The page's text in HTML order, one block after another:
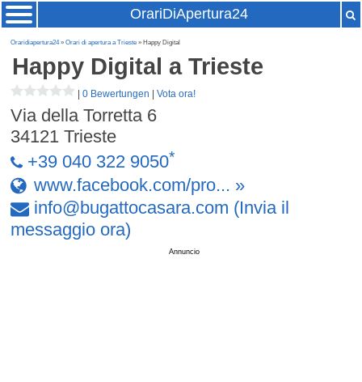
OrariDiApertura24
Oraridiapertura24»Orari di apertura a Trieste » Happy Digital
Happy Digital a Trieste
|0 Bewertungen |Vota ora!
Via della Torretta 6
34121 Trieste
+39 040 322 9050*
www.facebook.com/pro... »
info@bugattocasara.com (Invia il
messaggio ora)
Annuncio